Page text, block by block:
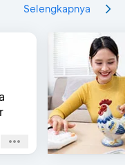
Selengkapnya